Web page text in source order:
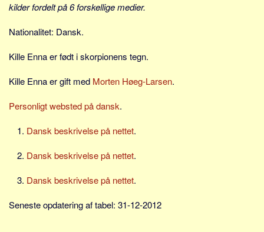
Aspekter
Køb og salg
Skatter og afgifter
Statistik
Meta
Dokumenttyper
Emner
kilder fordelt på 6 forskellige medier.
Nationalitet: Dansk.
Kille Enna er født i skorpionens tegn.
Kille Enna er gift med Morten Høeg-Larsen.
Personligt websted på dansk.
Dansk beskrivelse på nettet.
Dansk beskrivelse på nettet.
Dansk beskrivelse på nettet.
Seneste opdatering af tabel: 31-12-2012